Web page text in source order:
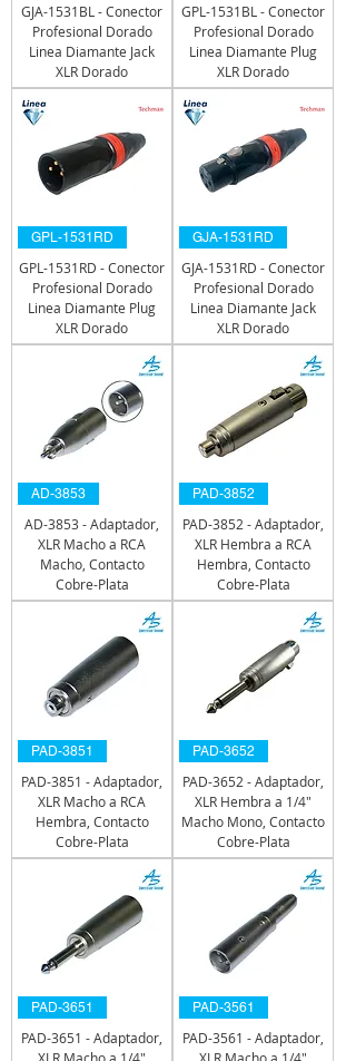
GJA-1531BL - Conector
Profesional Dorado
Linea Diamante Jack
XLR Dorado
GPL-1531BL - Conector
Profesional Dorado
Linea Diamante Plug
XLR Dorado
GPL-1531RD
GPL-1531RD - Conector
Profesional Dorado
Linea Diamante Plug
XLR Dorado
GJA-1531RD
GJA-1531RD - Conector
Profesional Dorado
Linea Diamante Jack
XLR Dorado
AD-3853
AD-3853 - Adaptador,
XLR Macho a RCA
Macho, Contacto
Cobre-Plata
PAD-3852
PAD-3852 - Adaptador,
XLR Hembra a RCA
Hembra, Contacto
Cobre-Plata
PAD-3851
PAD-3851 - Adaptador,
XLR Macho a RCA
Hembra, Contacto
Cobre-Plata
PAD-3652
PAD-3652 - Adaptador,
XLR Hembra a 1/4"
Macho Mono, Contacto
Cobre-Plata
PAD-3651
PAD-3651 - Adaptador,
XLR Macho a 1/4"
PAD-3561
PAD-3561 - Adaptador,
XLR Macho a 1/4"